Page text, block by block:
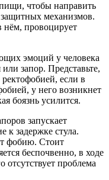
чтобы направить
механизмов.
нём, провоцирует
эмоций у человека
запор. Представьте,
если в
у него возникнет
боязнь усилится.
запускает
к задержке стула.
фобию. Стоит
беспочвенно, в ходе
отсутствует проблема